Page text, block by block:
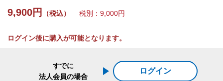
9,900円 （税込） 税別：9,000円
ログイン後に購入が可能となります。
すでに
法人会員の場合
ログイン